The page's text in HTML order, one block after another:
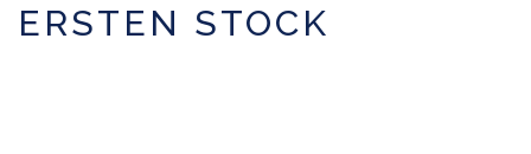
ERSTEN STOCK